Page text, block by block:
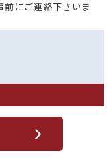
にご連絡下さいま